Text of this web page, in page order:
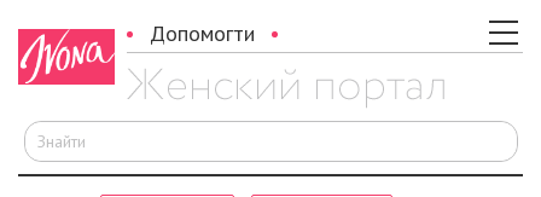
Допомогти